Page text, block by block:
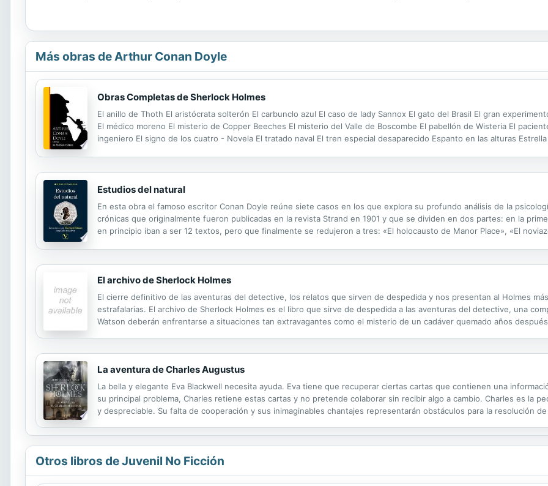
Más obras de Arthur Conan Doyle
Obras Completas de Sherlock Holmes
El anillo de Thoth El aristócrata solterón El carbunclo azul El caso de lady Sannox El gato del Brasil El gran
El médico moreno El misterio de Copper Beeches El misterio del Valle de Boscombe El pabellón de Wisteria El
ingeniero El signo de los cuatro - Novela El tratado naval El tren especial desaparecido Espanto en las alturas
Estudios del natural
En esta obra el famoso escritor Conan Doyle reúne siete casos en los que explora su profundo análisis de la
crónicas que originalmente fueron publicadas en la revista Strand en 1901 y que se dividen en dos partes: en la
en principio iban a ser 12 textos, pero que finalmente se redujeron a tres: «El holocausto de Manor Place», «El
El archivo de Sherlock Holmes
El cierre definitivo de las aventuras del detective, los relatos que sirven de despedida y nos presentan al Holmes
estrafalarias. El archivo de Sherlock Holmes es el libro que sirve de despedida a las aventuras del detective, una
Watson deberán enfrentarse a situaciones tan extravagantes como el misterio de un cadáver quemado años
La aventura de Charles Augustus
La bella y elegante Eva Blackwell necesita ayuda. Eva tiene que recuperar ciertas cartas que contienen una
su principal problema, Charles retiene estas cartas y no pretende colaborar sin recibir algo a cambio. Charles es la
y despreciable. Su falta de cooperación y sus inimaginables chantajes representarán obstáculos para la resolución
Otros libros de Juvenil No Ficción